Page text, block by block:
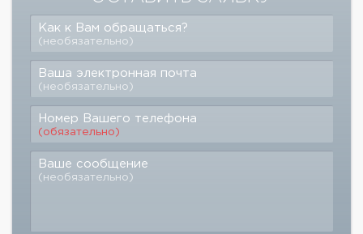
Как к Вам обращаться?
(необязательно)
Ваша электронная почта
(необязательно)
Номер Вашего телефона
(обязательно)
Ваше сообщение
(необязательно)